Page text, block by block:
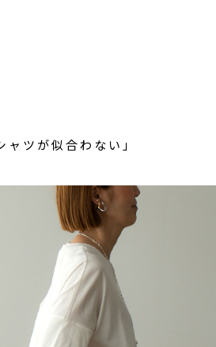
ャツが似合わない」